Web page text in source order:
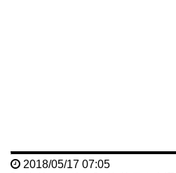
2018/05/17 07:05